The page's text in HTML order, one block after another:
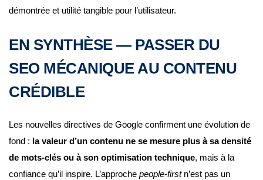
démontrée et utilité tangible pour l’utilisateur.
EN SYNTHÈSE — PASSER DU
SEO MÉCANIQUE AU CONTENU
CRÉDIBLE
Les nouvelles directives de Google confirment une évolution de
fond : la valeur d’un contenu ne se mesure plus à sa densité
de mots-clés ou à son optimisation technique, mais à la
confiance qu’il inspire. L’approche people-firstn’est pas un